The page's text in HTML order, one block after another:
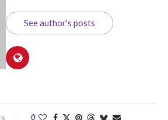
See author's posts
0